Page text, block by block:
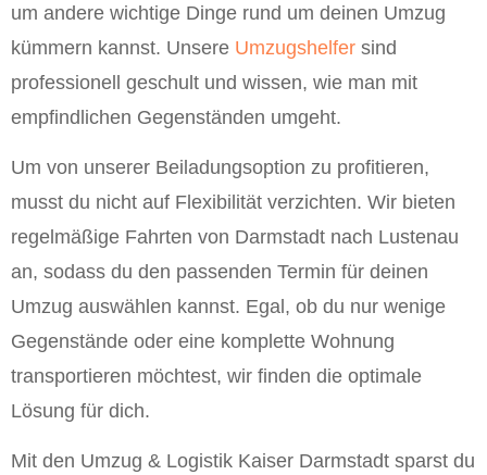
um andere wichtige Dinge rund um deinen Umzug
kümmern kannst. Unsere Umzugshelfer sind
professionell geschult und wissen, wie man mit
empfindlichen Gegenständen umgeht.
Um von unserer Beiladungsoption zu profitieren,
musst du nicht auf Flexibilität verzichten. Wir bieten
regelmäßige Fahrten von Darmstadt nach Lustenau
an, sodass du den passenden Termin für deinen
Umzug auswählen kannst. Egal, ob du nur wenige
Gegenstände oder eine komplette Wohnung
transportieren möchtest, wir finden die optimale
Lösung für dich.
Mit den Umzug & Logistik Kaiser Darmstadt sparst du